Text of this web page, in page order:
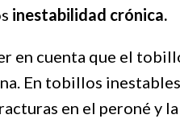
inestabilidad crónica.
en cuenta que el
En tobillos
en el peroné y